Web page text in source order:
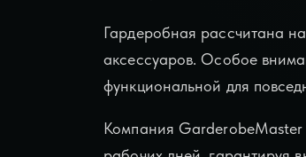
Гардеробная рассчитана
аксессуаров. Особое
функциональной для
Компания GarderobeMaster